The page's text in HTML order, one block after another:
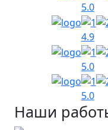
5.0
4.9
5.0
5.0
Наши